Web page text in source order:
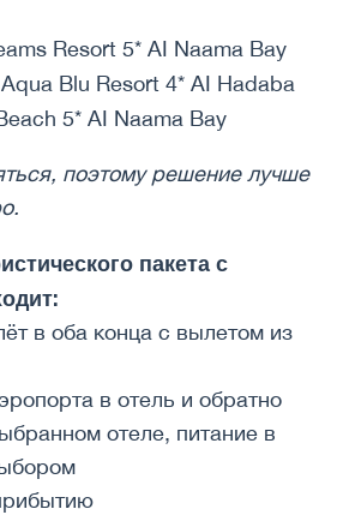
Resort 5* AI Naama Bay
Blu Resort 4* AI Hadaba
5* AI Naama Bay
поэтому решение лучше
пакета с
в оба конца с вылетом из
в отель и обратно
отеле, питание в